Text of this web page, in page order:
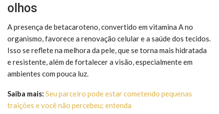
olhos
A presença de betacaroteno, convertido em vitamina A no
organismo, favorece a renovação celular e a saúde dos tecidos.
Isso se reflete na melhora da pele, que se torna mais hidratada
e resistente, além de fortalecer a visão, especialmente em
ambientes com pouca luz.
Saiba mais: Seu parceiro pode estar cometendo pequenas
traições e você não percebeu; entenda